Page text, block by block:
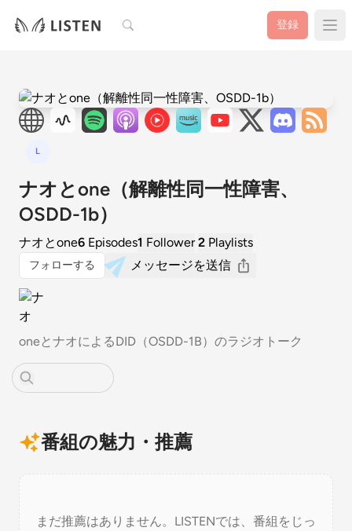
検索 登録
L
ナオとone（解離性同一性障害、
OSDD-1b）
ナオとone6 Episodes1 Follower 2 Playlists
フォローする メッセージを送信
oneとナオによるDID（OSDD-1B）のラジオトーク
番組の魅力・推薦
まだ推薦はありません。LISTENでは、番組をじっ